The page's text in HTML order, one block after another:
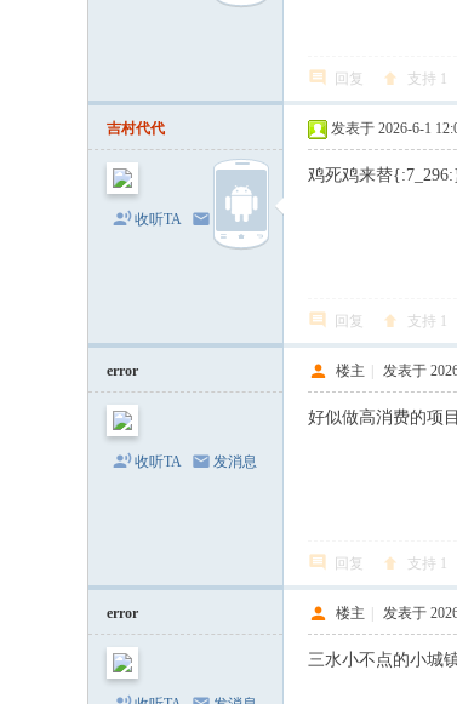
回复 支持
吉村代代
收听TA 发消息
发表于 2026-6-1
鸡死鸡来替
回复 支持
error
收听TA 发消息
楼主 发表于
好似做高消费的项
回复 支持
error 楼主 发表于
三水小不点的小城